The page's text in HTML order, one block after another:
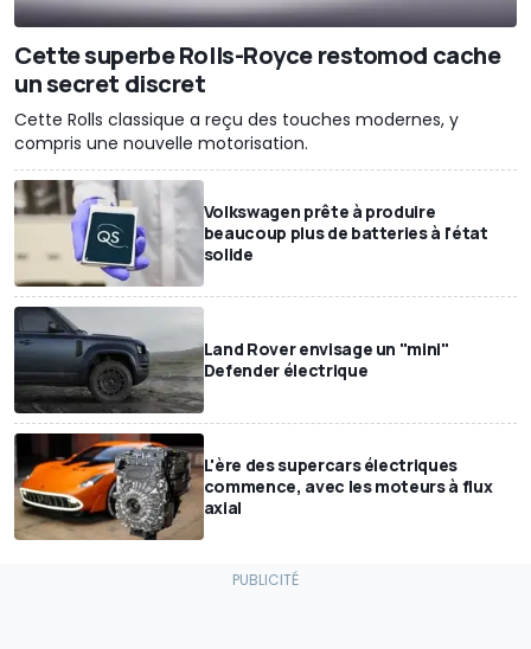
Cette superbe Rolls-Royce restomod cache
un secret discret
Cette Rolls classique a reçu des touches modernes, y
compris une nouvelle motorisation.
Volkswagen prête à produire
beaucoup plus de batteries à l'état
solide
Land Rover envisage un "mini"
Defender électrique
L'ère des supercars électriques
commence, avec les moteurs à flux
axial